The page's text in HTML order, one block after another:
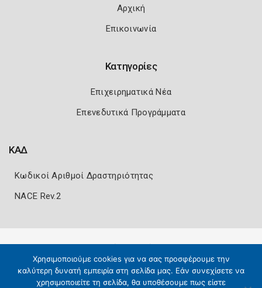
Αρχική
Επικοινωνία
Κατηγορίες
Επιχειρηματικά Νέα
Επενεδυτικά Προγράμματα
ΚΑΔ
Κωδικοί Αριθμοί Δραστηριότητας
NACE Rev.2
Χρησιμοποιούμε cookies για να σας προσφέρουμε την
καλύτερη δυνατή εμπειρία στη σελίδα μας. Εάν συνεχίσετε να
χρησιμοποιείτε τη σελίδα, θα υποθέσουμε πως είστε
Copyright 2026 Knowledge A.E.